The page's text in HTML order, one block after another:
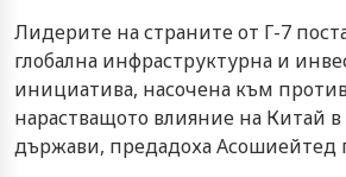
Лидерите на страните от Г-7
глобална инфраструктурна и
инициатива, насочена към
нарастващото влияние на Китай
държави, предадоха Асошиейтед